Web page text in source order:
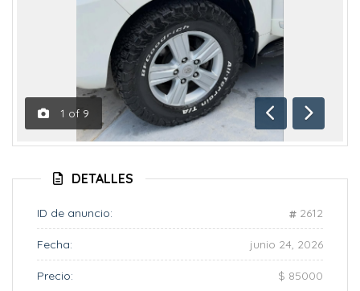
1 of 9
Anterior
DETALLES
ID de anuncio: 2612
Fecha: junio 24, 2026
Precio: $ 85000